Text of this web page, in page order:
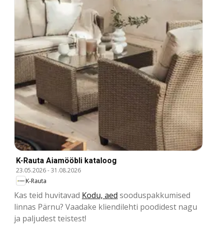
K-Rauta Aiamööbli kataloog
23.05.2026-31.08.2026
K-Rauta
Kas teid huvitavad Kodu, aed sooduspakkumised
linnas Pärnu? Vaadake kliendilehti poodidest nagu
ja paljudest teistest!